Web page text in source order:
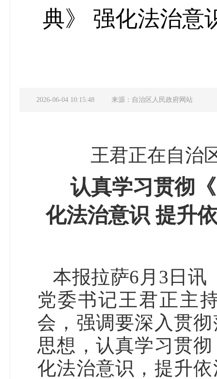
典》 强化法治意
2026-06-04 10:15:48 来源：自治区人民政府网站
王君正在自治
认真学习贯彻
化法治意识 提升
本报拉萨6月3日讯
党委书记王君正主
会，强调要深入贯
思想，认真学习贯
化法治意识，提升